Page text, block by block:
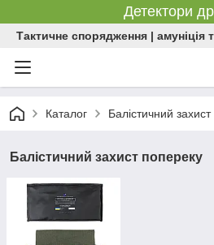
Детектори
Тактичне спорядження | амуніція
Каталог Балістичний захист
Балістичний захист попереку